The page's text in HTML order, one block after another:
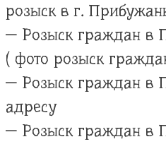
розыск в г.
— Розыск граждан в
( фото розыск
— Розыск граждан в
адресу
— Розыск граждан в